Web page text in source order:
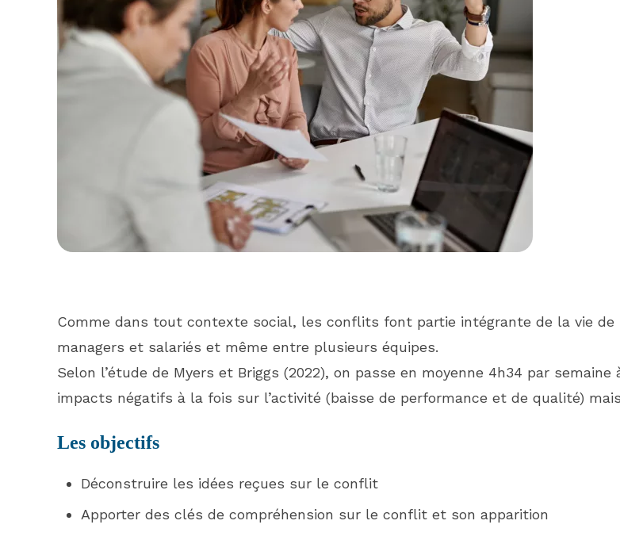
Comme dans tout contexte social, les conflits font partie intégrante de la vie
managers et salariés et même entre plusieurs équipes.
Selon l’étude de Myers et Briggs (2022), on passe en moyenne 4h34 par
impacts négatifs à la fois sur l’activité (baisse de performance et de qualité)
Les objectifs
Déconstruire les idées reçues sur le conflit
Apporter des clés de compréhension sur le conflit et son apparition